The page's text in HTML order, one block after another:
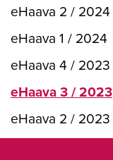
eHaava 2 / 2024
eHaava 1 / 2024
eHaava 4 / 2023
eHaava 3 / 2023
eHaava 2 / 2023